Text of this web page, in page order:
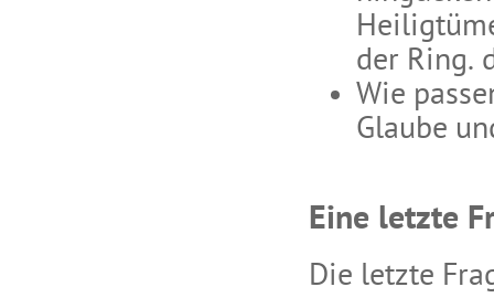
der Ring.
Wie
Glaube
Eine letzte
Die letzte